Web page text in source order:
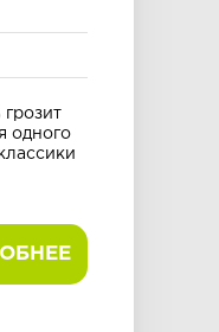
одного